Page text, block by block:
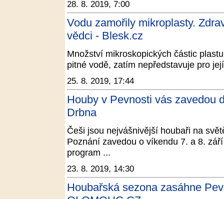
28. 8. 2019, 7:00
Vodu zamořily mikroplasty.
vědci - Blesk.cz
Množství mikroskopických částic
pitné vodě, zatím nepředstavuje pro
25. 8. 2019, 17:44
Houby v Pevnosti vás zavedou
Drbna
Češi jsou nejvášnivější houbaři na
Poznání zavedou o víkendu 7. a 8.
program ...
23. 8. 2019, 14:30
Houbařská sezona zasáhne